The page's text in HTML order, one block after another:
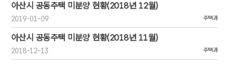
아산시 공동주택 미분양 현황(2018년 12월)
2019-01-09 주택과
아산시 공동주택 미분양 현황(2018년 11월)
2018-12-13 주택과